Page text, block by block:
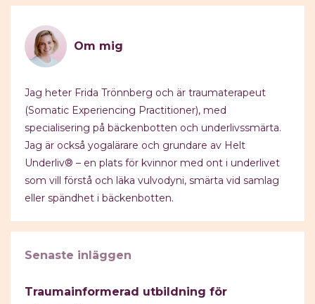
Om mig
Jag heter Frida Trönnberg och är traumaterapeut
(Somatic Experiencing Practitioner), med
specialisering på bäckenbotten och underlivssmärta.
Jag är också yogalärare och grundare av Helt
Underliv® – en plats för kvinnor med ont i underlivet
som vill förstå och läka vulvodyni, smärta vid samlag
eller spändhet i bäckenbotten.
Senaste inläggen
Traumainformerad utbildning för